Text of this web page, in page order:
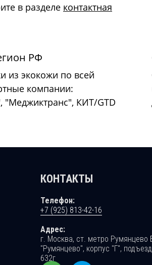
в разделе контактная
РФ
из экокожи по всей
компании:
"Меджиктранс", КИТ/GTD
КОНТАКТЫ
Телефон:
+7 (925) 813-42-16
Адрес:
г. Москва, ст. метро Румянцево
"Румянцево", корпус "Г",
632г